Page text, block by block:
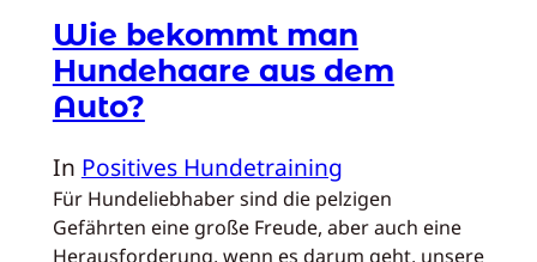
Wie bekommt man
Hundehaare aus dem
Auto?
In Positives Hundetraining
Für Hundeliebhaber sind die pelzigen
Gefährten eine große Freude, aber auch eine
Herausforderung, wenn es darum geht, unsere